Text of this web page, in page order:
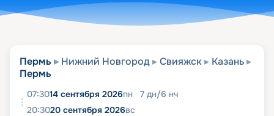
Пермь Нижний Новгород Свияжск
Казань
Пермь
07:3014 сентября 2026пн 7 дн/6 нч
20:3020 сентября 2026вс